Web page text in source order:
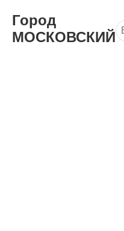
Город
МОСКОВСКИЙ